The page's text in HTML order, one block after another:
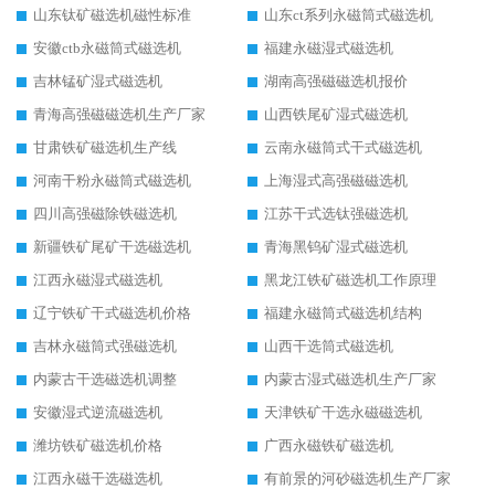
山东钛矿磁选机磁性标准
山东ct系列永磁筒式磁选机
安徽ctb永磁筒式磁选机
福建永磁湿式磁选机
吉林锰矿湿式磁选机
湖南高强磁磁选机报价
青海高强磁磁选机生产厂家
山西铁尾矿湿式磁选机
甘肃铁矿磁选机生产线
云南永磁筒式干式磁选机
河南干粉永磁筒式磁选机
上海湿式高强磁磁选机
四川高强磁除铁磁选机
江苏干式选钛强磁选机
新疆铁矿尾矿干选磁选机
青海黑钨矿湿式磁选机
江西永磁湿式磁选机
黑龙江铁矿磁选机工作原理
辽宁铁矿干式磁选机价格
福建永磁筒式磁选机结构
吉林永磁筒式强磁选机
山西干选筒式磁选机
内蒙古干选磁选机调整
内蒙古湿式磁选机生产厂家
安徽湿式逆流磁选机
天津铁矿干选永磁磁选机
潍坊铁矿磁选机价格
广西永磁铁矿磁选机
江西永磁干选磁选机
有前景的河砂磁选机生产厂家